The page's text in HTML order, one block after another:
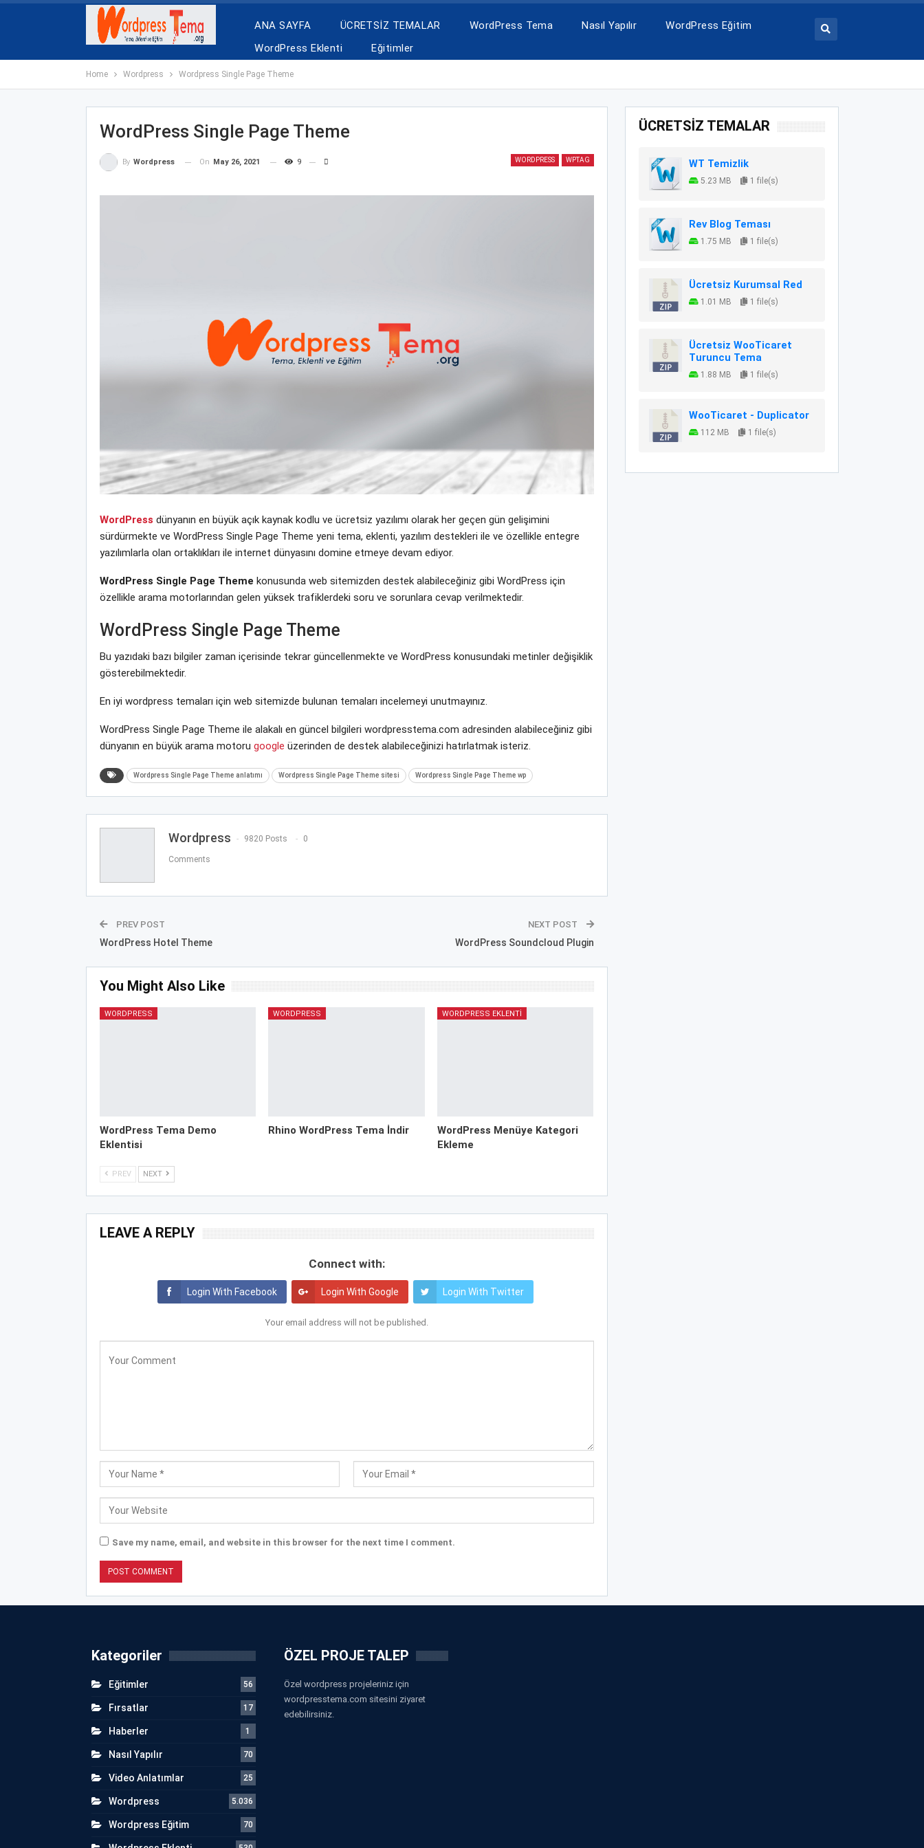
ANA SAYFA ÜCRETSİZ TEMALAR WordPress Tema Nasıl Yapılır
WordPress Eğitim
WordPress Eklenti
Eğitimler
Home Wordpress Wordpress Single Page Theme
WordPress Single Page Theme
WORDPRESS WPTAG
By Wordpress On May 26, 2021 9
WordPress dünyanın en büyük açık kaynak kodlu ve ücretsiz yazılımı olarak her geçen gün gelişimini
sürdürmekte ve WordPress Single Page Theme yeni tema, eklenti, yazılım destekleri ile ve özellikle entegre
yazılımlarla olan ortaklıkları ile internet dünyasını domine etmeye devam ediyor.
WordPress Single Page Theme konusunda web sitemizden destek alabileceğiniz gibi WordPress için
özellikle arama motorlarından gelen yüksek trafiklerdeki soru ve sorunlara cevap verilmektedir.
WordPress Single Page Theme
Bu yazıdaki bazı bilgiler zaman içerisinde tekrar güncellenmekte ve WordPress konusundaki metinler değişiklik
gösterebilmektedir.
En iyi wordpress temaları için web sitemizde bulunan temaları incelemeyi unutmayınız.
WordPress Single Page Theme ile alakalı en güncel bilgileri wordpresstema.com adresinden alabileceğiniz gibi
dünyanın en büyük arama motoru google üzerinden de destek alabileceğinizi hatırlatmak isteriz.
Wordpress Single Page Theme anlatımı Wordpress Single Page Theme sitesi Wordpress Single Page Theme wp
Wordpress 9820 Posts 0
Comments
PREV POST
WordPress Hotel Theme
NEXT POST
WordPress Soundcloud Plugin
You Might Also Like
WORDPRESS
WordPress Tema Demo
Eklentisi
WORDPRESS
Rhino WordPress Tema İndir
WORDPRESS EKLENTI
WordPress Menüye Kategori
Ekleme
PREV NEXT
LEAVE A REPLY
Connect with:
Login With Facebook Login With Google Login With Twitter
Your email address will not be published.
Save my name, email, and website in this browser for the next time I comment.
ÜCRETSİZ TEMALAR
WT Temizlik
5.23 MB 1 file(s)
Rev Blog Teması
1.75 MB 1 file(s)
Ücretsiz Kurumsal Red
1.01 MB 1 file(s)
Ücretsiz WooTicaret
Turuncu Tema
1.88 MB 1 file(s)
WooTicaret - Duplicator
112 MB 1 file(s)
Kategoriler
Eğitimler 56
Fırsatlar 17
Haberler 1
Nasıl Yapılır 70
Video Anlatımlar 25
Wordpress 5.036
Wordpress Eğitim 70
ÖZEL PROJE TALEP
Özel wordpress projeleriniz için
wordpresstema.com sitesini ziyaret
edebilirsiniz.